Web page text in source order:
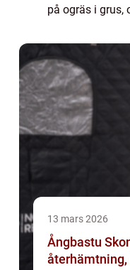
på ogräs i grus,
13 mars 2026
Ångbastu Skonsam värme för
återhämtning,